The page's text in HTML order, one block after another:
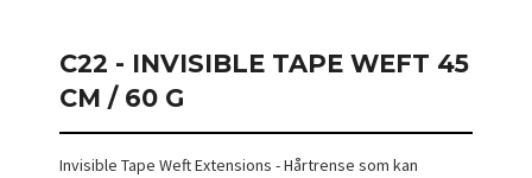
C22 - INVISIBLE TAPE WEFT 45
CM / 60 G
Invisible Tape Weft Extensions - Hårtrense som kan